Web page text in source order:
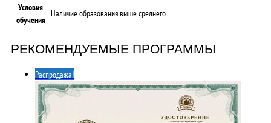
Условия
обучения
Наличие образования выше среднего
РЕКОМЕНДУЕМЫЕ ПРОГРАММЫ
Распродажа!